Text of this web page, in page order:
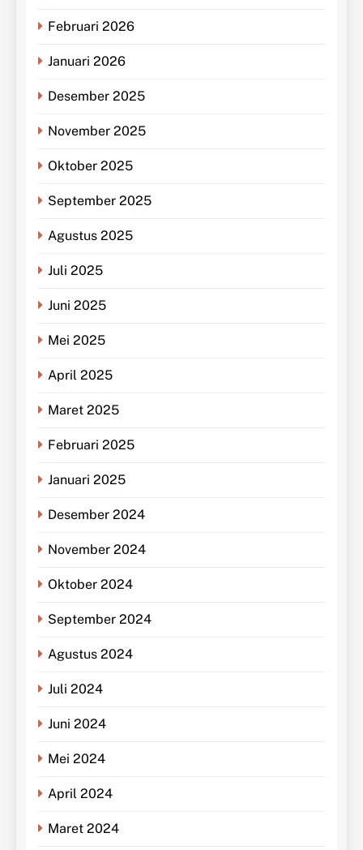
Februari 2026
Januari 2026
Desember 2025
November 2025
Oktober 2025
September 2025
Agustus 2025
Juli 2025
Juni 2025
Mei 2025
April 2025
Maret 2025
Februari 2025
Januari 2025
Desember 2024
November 2024
Oktober 2024
September 2024
Agustus 2024
Juli 2024
Juni 2024
Mei 2024
April 2024
Maret 2024